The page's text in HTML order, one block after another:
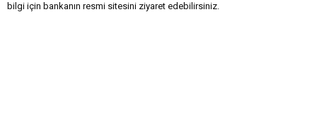
bilgi için bankanın resmi sitesini ziyaret edebilirsiniz.